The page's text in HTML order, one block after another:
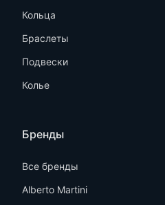
Кольца
Браслеты
Подвески
Колье
Бренды
Все бренды
Alberto Martini